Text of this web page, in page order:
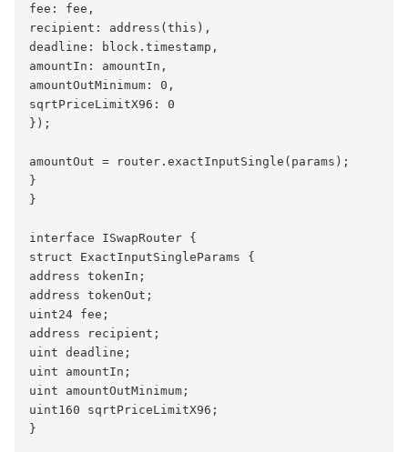
fee: fee,
recipient: address(this),
deadline: block.timestamp,
amountIn: amountIn,
amountOutMinimum: 0,
sqrtPriceLimitX96: 0
});
amountOut = router.exactInputSingle(params);
}
}
interface ISwapRouter {
struct ExactInputSingleParams {
address tokenIn;
address tokenOut;
uint24 fee;
address recipient;
uint deadline;
uint amountIn;
uint amountOutMinimum;
uint160 sqrtPriceLimitX96;
}